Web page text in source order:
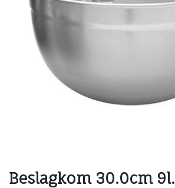
Beslagkom 30.0cm 9l.